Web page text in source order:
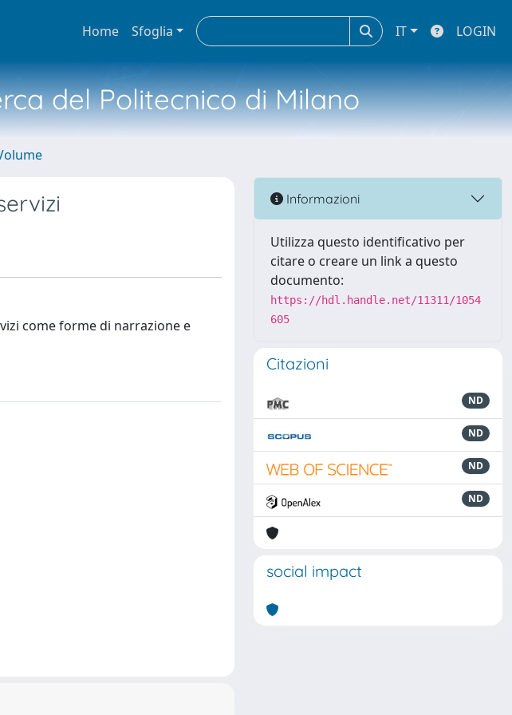
Home Sfoglia IT LOGIN
del Politecnico di Milano
come forme di narrazione e
Informazioni
Utilizza questo identificativo per
citare o creare un link a questo
documento:
https://hdl.handle.net/11311/1054
605
Citazioni
ND
ND
ND
ND
social impact